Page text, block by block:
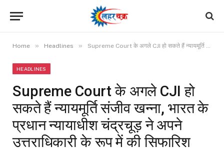
Home » Headlines » Supreme Court के अगले CJI हो सकते हैं न्यायमूर्ति संजीव खन्ना, भारत के प्रधान न्यायाधीश चंद्रचूड़ ने अपने उत्तराधिकारी के रूप में की सिफारिश
HEADLINES
Supreme Court के अगले CJI हो
सकते हैं न्यायमूर्ति संजीव खन्ना, भारत के
प्रधान न्यायाधीश चंद्रचूड़ ने अपने
उत्तराधिकारी के रूप में की सिफारिश